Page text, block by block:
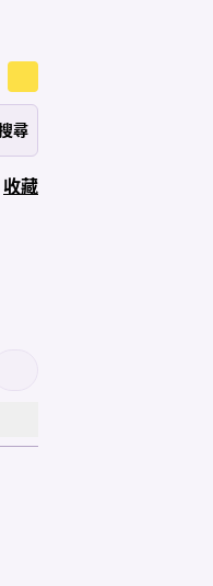
收藏